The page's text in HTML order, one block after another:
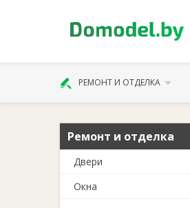
РЕМОНТ И ОТДЕЛКА
Ремонт и отделка
Двери
Окна